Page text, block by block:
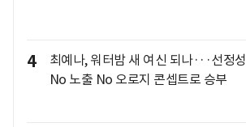
4
최예나, 워터밤 새 여신 되나···선정성
No 노출 No 오로지 콘셉트로 승부